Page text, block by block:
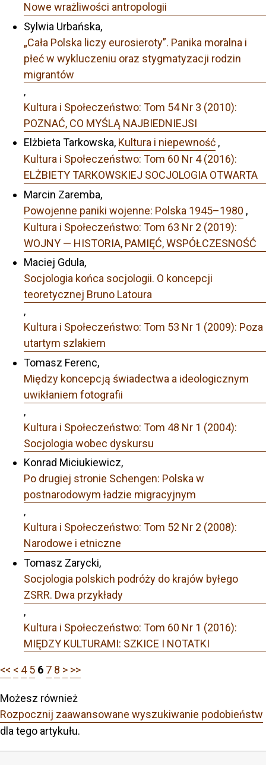
Nowe wrażliwości antropologii
Sylwia Urbańska,
„Cała Polska liczy eurosieroty”. Panika moralna i
płeć w wykluczeniu oraz stygmatyzacji rodzin
migrantów
,
Kultura i Społeczeństwo: Tom 54 Nr 3 (2010):
POZNAĆ, CO MYŚLĄ NAJBIEDNIEJSI
Elżbieta Tarkowska, Kultura i niepewność ,
Kultura i Społeczeństwo: Tom 60 Nr 4 (2016):
ELŻBIETY TARKOWSKIEJ SOCJOLOGIA OTWARTA
Marcin Zaremba,
Powojenne paniki wojenne: Polska 1945–1980 ,
Kultura i Społeczeństwo: Tom 63 Nr 2 (2019):
WOJNY — HISTORIA, PAMIĘĆ, WSPÓŁCZESNOŚĆ
Maciej Gdula,
Socjologia końca socjologii. O koncepcji
teoretycznej Bruno Latoura
,
Kultura i Społeczeństwo: Tom 53 Nr 1 (2009): Poza
utartym szlakiem
Tomasz Ferenc,
Między koncepcją świadectwa a ideologicznym
uwikłaniem fotografii
,
Kultura i Społeczeństwo: Tom 48 Nr 1 (2004):
Socjologia wobec dyskursu
Konrad Miciukiewicz,
Po drugiej stronie Schengen: Polska w
postnarodowym ładzie migracyjnym
,
Kultura i Społeczeństwo: Tom 52 Nr 2 (2008):
Narodowe i etniczne
Tomasz Zarycki,
Socjologia polskich podróży do krajów byłego
ZSRR. Dwa przykłady
,
Kultura i Społeczeństwo: Tom 60 Nr 1 (2016):
MIĘDZY KULTURAMI: SZKICE I NOTATKI
<< < 4 5 6 7 8 > >>
Możesz również
Rozpocznij zaawansowane wyszukiwanie podobieństw
dla tego artykułu.